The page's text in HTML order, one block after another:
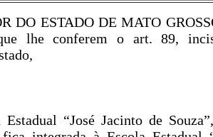
DO ESTADO DE MATO
lhe conferem o art. 89,
“José Jacinto de